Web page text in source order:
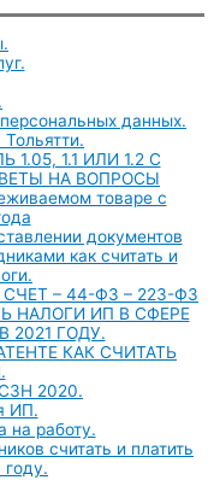
данных.
1.1 ИЛИ 1.2 С
НА ВОПРОСЫ
товаре с
документов
как считать и
– 44-ФЗ – 223-ФЗ
НАЛОГИ ИП В СФЕРЕ
2021 ГОДУ.
КАК СЧИТАТЬ
2020.
ИП.
на работу.
считать и платить
году.